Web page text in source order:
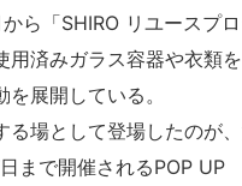
ら「SHIRO リユースプ
用済みガラス容器や衣類
展開している。
る場として登場したのが
まで開催されるPOP UP